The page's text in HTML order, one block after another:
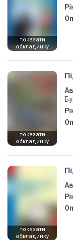
показати
обкладинку
показати
обкладинку
показати
обкладинку